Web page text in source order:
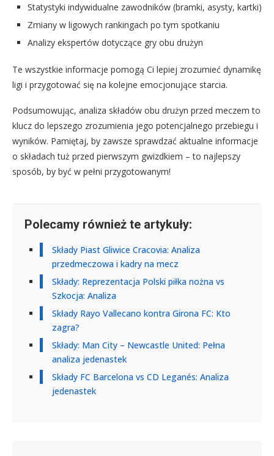
Statystyki indywidualne zawodników (bramki, asysty, kartki)
Zmiany w ligowych rankingach po tym spotkaniu
Analizy ekspertów dotyczące gry obu drużyn
Te wszystkie informacje pomogą Ci lepiej zrozumieć dynamikę
ligi i przygotować się na kolejne emocjonujące starcia.
Podsumowując, analiza składów obu drużyn przed meczem to
klucz do lepszego zrozumienia jego potencjalnego przebiegu i
wyników. Pamiętaj, by zawsze sprawdzać aktualne informacje
o składach tuż przed pierwszym gwizdkiem – to najlepszy
sposób, by być w pełni przygotowanym!
Polecamy również te artykuły:
Składy Piast Gliwice Cracovia: Analiza
przedmeczowa i kadry na mecz
Składy: Reprezentacja Polski piłka nożna vs
Szkocja: Analiza
Składy Rayo Vallecano kontra Girona FC: Kto
zagra?
Składy: Man City – Newcastle United: Pełna
analiza jedenastek
Składy FC Barcelona vs CD Leganés: Analiza
jedenastek